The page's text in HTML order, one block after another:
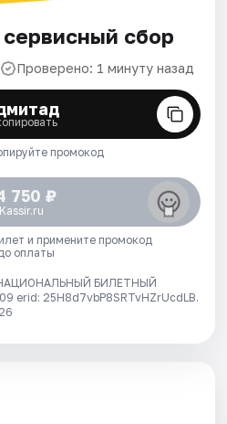
сбор
Проверено: 1 минуту назад
промокод
750 ₽
и примените промокод
оплаты
БИЛЕТНЫЙ
erid: 25H8d7vbP8SRTvHZrUcdLB.